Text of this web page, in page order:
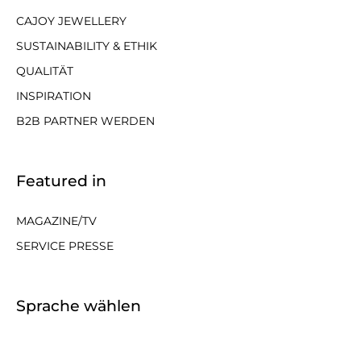
CAJOY JEWELLERY
SUSTAINABILITY & ETHIK
QUALITÄT
INSPIRATION
B2B PARTNER WERDEN
Featured in
MAGAZINE/TV
SERVICE PRESSE
Sprache wählen